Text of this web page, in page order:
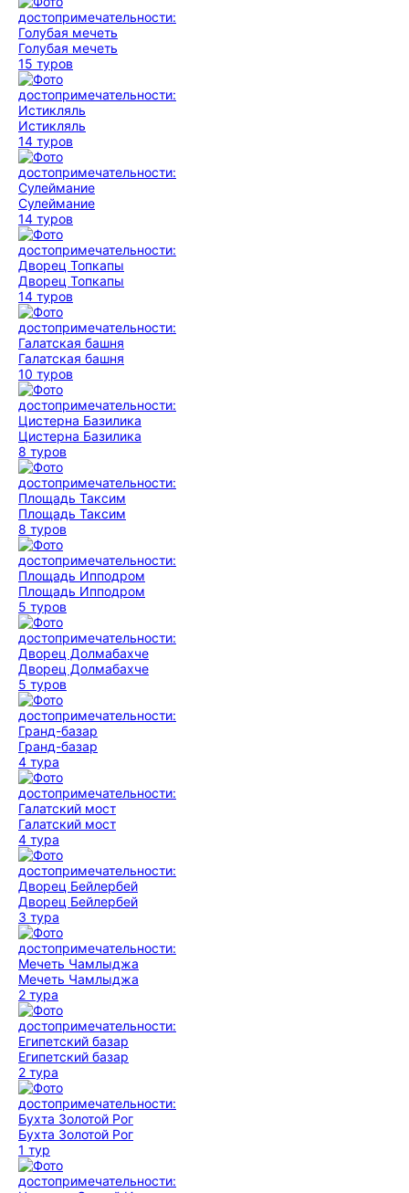
Голубая мечеть
15 туров
Истикляль
14 туров
Сулеймание
14 туров
Дворец Топкапы
14 туров
Галатская башня
10 туров
Цистерна Базилика
8 туров
Площадь Таксим
8 туров
Площадь Ипподром
5 туров
Дворец Долмабахче
5 туров
Гранд-базар
4 тура
Галатский мост
4 тура
Дворец Бейлербей
3 тура
Мечеть Чамлыджа
2 тура
Египетский базар
2 тура
Бухта Золотой Рог
1 тур